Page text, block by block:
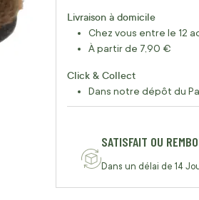
Livraison à domicile
Chez vous entre le 12
À partir de 7,90 €
Click & Collect
Dans notre dépôt du
SATISFAIT OU
Dans un délai de 14